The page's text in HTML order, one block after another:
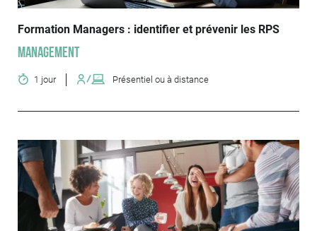
Formation Managers : identifier et prévenir les RPS
Management
1 jour Présentiel ou à distance